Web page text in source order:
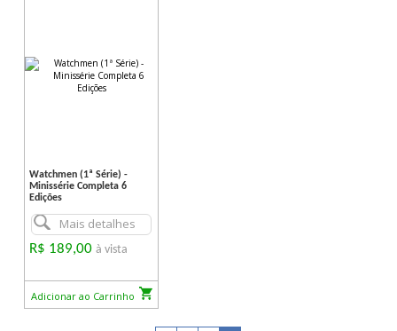
Watchmen (1ª Série) -
Minissérie Completa 6
Edições
Mais detalhes
R$ 189,00à vista
Adicionar ao Carrinho